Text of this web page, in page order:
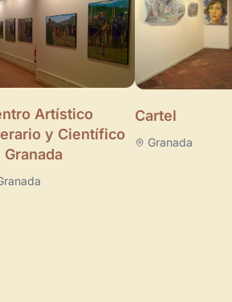
Artístico
y Científico
Granada
Cartel
Granada